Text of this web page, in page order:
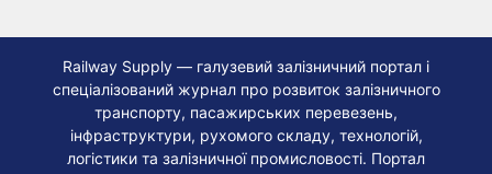
Railway Supply — галузевий залізничний портал і
спеціалізований журнал про розвиток залізничного
транспорту, пасажирських перевезень,
інфраструктури, рухомого складу, технологій,
логістики та залізничної промисловості. Портал